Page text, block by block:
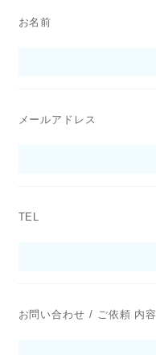
お名前
メールアドレス
TEL
お問い合わせ / ご依頼 内容